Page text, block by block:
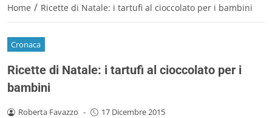
Home / Ricette di Natale: i tartufi al cioccolato per i bambini
Cronaca
Ricette di Natale: i tartufi al cioccolato per i
bambini
Roberta Favazzo - 17 Dicembre 2015